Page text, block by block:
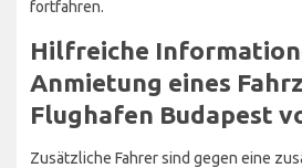
fortfahren.
Hilfreiche
Anmietung eines
Flughafen Budapest
Zusätzliche Fahrer sind gegen eine